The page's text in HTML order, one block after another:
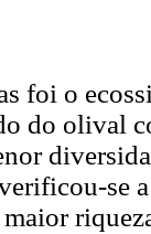
foi o
do olival
se
maior